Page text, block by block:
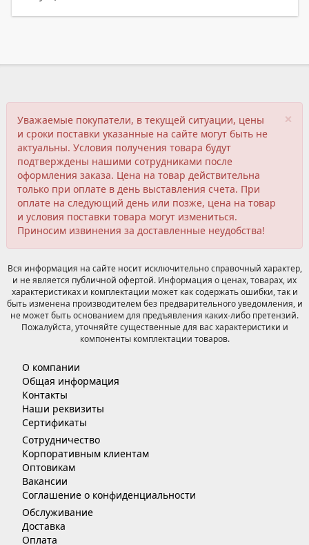
×
Уважаемые покупатели, в текущей ситуации, цены
и сроки поставки указанные на сайте могут быть не
актуальны. Условия получения товара будут
подтверждены нашими сотрудниками после
оформления заказа. Цена на товар действительна
только при оплате в день выставления счета. При
оплате на следующий день или позже, цена на товар
и условия поставки товара могут измениться.
Приносим извинения за доставленные неудобства!
Вся информация на сайте носит исключительно справочный характер,
и не является публичной офертой. Информация о ценах, товарах, их
характеристиках и комплектации может как содержать ошибки, так и
быть изменена производителем без предварительного уведомления, и
не может быть основанием для предъявления каких-либо претензий.
Пожалуйста, уточняйте существенные для вас характеристики и
компоненты комплектации товаров.
О компании
Общая информация
Контакты
Наши реквизиты
Сертификаты
Сотрудничество
Корпоративным клиентам
Оптовикам
Вакансии
Соглашение о конфиденциальности
Обслуживание
Доставка
Оплата